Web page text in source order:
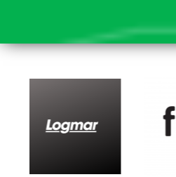
lorem ipsum